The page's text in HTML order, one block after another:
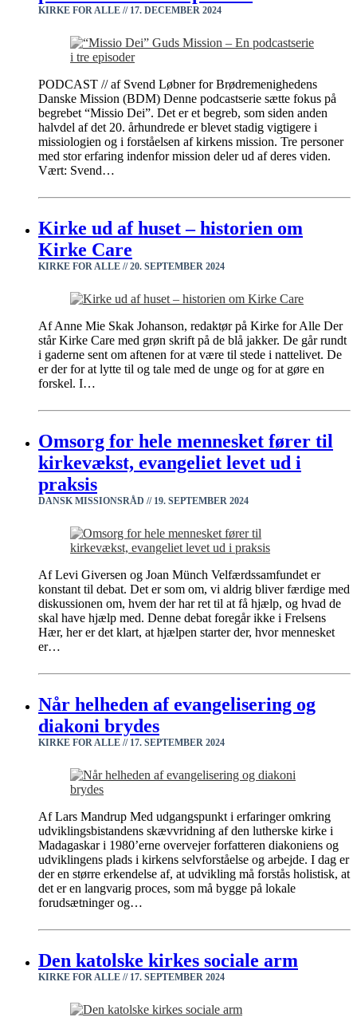
KIRKE FOR ALLE // 17. DECEMBER 2024
PODCAST // af Svend Løbner for Brødremenighedens
Danske Mission (BDM) Denne podcastserie sætte fokus på
begrebet “Missio Dei”. Det er et begreb, som siden anden
halvdel af det 20. århundrede er blevet stadig vigtigere i
missiologien og i forståelsen af ​​kirkens mission. Tre personer
med stor erfaring indenfor mission deler ud af deres viden.
Vært: Svend…
Kirke ud af huset – historien om
Kirke Care
KIRKE FOR ALLE //20. SEPTEMBER 2024
Af Anne Mie Skak Johanson, redaktør på Kirke for Alle Der
står Kirke Care med grøn skrift på de blå jakker. De går rundt
i gaderne sent om aftenen for at være til stede i nattelivet. De
er der for at lytte til og tale med de unge og for at gøre en
forskel. I…
Omsorg for hele mennesket fører til
kirkevækst, evangeliet levet ud i
praksis
DANSK MISSIONSRÅD // 19. SEPTEMBER 2024
Af Levi Giversen og Joan Münch Velfærdssamfundet er
konstant til debat. Det er som om, vi aldrig bliver færdige med
diskussionen om, hvem der har ret til at få hjælp, og hvad de
skal have hjælp med. Denne debat foregår ikke i Frelsens
Hær, her er det klart, at hjælpen starter der, hvor mennesket
er…
Når helheden af evangelisering og
diakoni brydes
KIRKE FOR ALLE // 17. SEPTEMBER 2024
Af Lars Mandrup Med udgangspunkt i erfaringer omkring
udviklingsbistandens skævvridning af den lutherske kirke i
Madagaskar i 1980’erne overvejer forfatteren diakoniens og
udviklingens plads i kirkens selvforståelse og arbejde. I dag er
der en større erkendelse af, at udvikling må forstås holistisk, at
det er en langvarig proces, som må bygge på lokale
forudsætninger og…
Den katolske kirkes sociale arm
KIRKE FOR ALLE // 17. SEPTEMBER 2024